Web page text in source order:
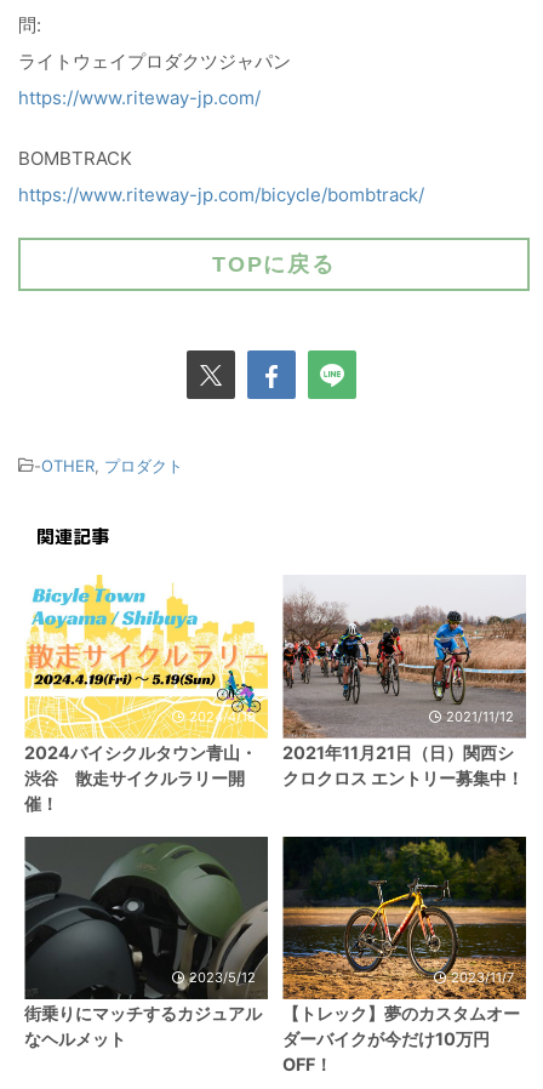
問:
ライトウェイプロダクツジャパン
https://www.riteway-jp.com/
BOMBTRACK
https://www.riteway-jp.com/bicycle/bombtrack/
TOPに戻る
-OTHER プロダクト
関連記事
2024/4/18
2024バイシクルタウン青山・
渋谷 散走サイクルラリー開
催！
2021/11/12
2021年11月21日（日）関西シ
クロクロス エントリー募集中！
2023/5/12
街乗りにマッチするカジュアル
なヘルメット
2023/11/7
【トレック】夢のカスタムオー
ダーバイクが今だけ10万円
OFF！